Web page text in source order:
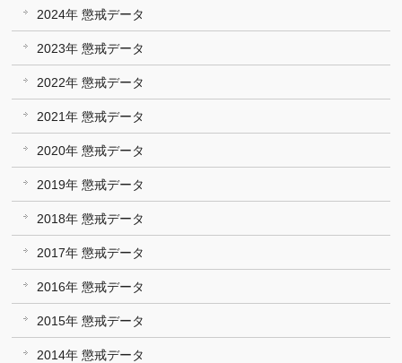
2024年 懲戒データ
2023年 懲戒データ
2022年 懲戒データ
2021年 懲戒データ
2020年 懲戒データ
2019年 懲戒データ
2018年 懲戒データ
2017年 懲戒データ
2016年 懲戒データ
2015年 懲戒データ
2014年 懲戒データ